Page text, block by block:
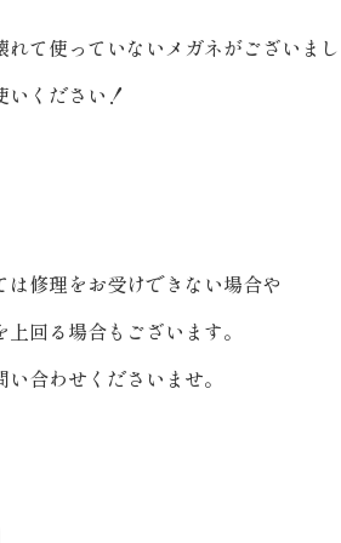
れて使っていないメガネがございま
ください！
修理をお受けできない場合や
回る場合もございます。
合わせくださいませ。